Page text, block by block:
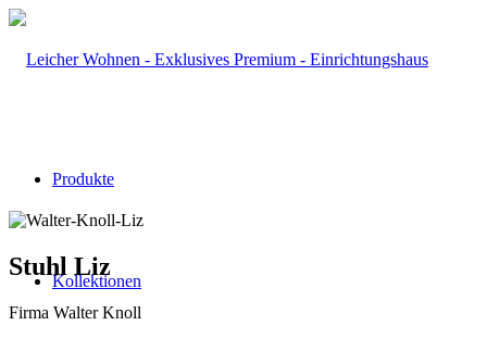
Produkte
Kollektionen
Stuhl Liz
Firma Walter Knoll